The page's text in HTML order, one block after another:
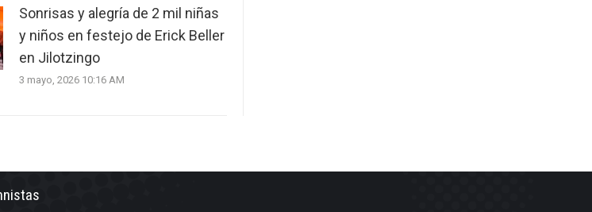
Sonrisas y alegría de 2 mil niñas
y niños en festejo de Erick Beller
en Jilotzingo
3 mayo, 2026 10:16 AM